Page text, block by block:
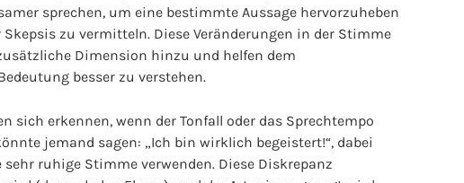
sprechen, um eine bestimmte Aussage hervorzuheben
zu vermitteln. Diese Veränderungen in der Stimme
Dimension hinzu und helfen dem
besser zu verstehen.
sich erkennen, wenn der Tonfall oder das Sprechtempo
jemand sagen: „Ich bin wirklich begeistert!“, dabei
ruhige Stimme verwenden. Diese Diskrepanz